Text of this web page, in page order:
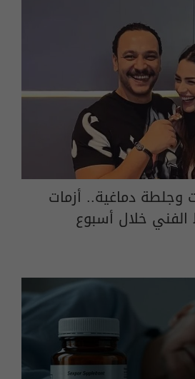
دماغية.. أزمات
خلال أسبوع